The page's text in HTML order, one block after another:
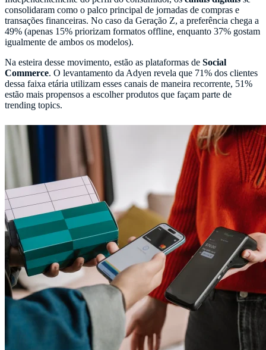
consolidaram como o palco principal de jornadas de compras e
transações financeiras. No caso da Geração Z, a preferência chega a
49% (apenas 15% priorizam formatos offline, enquanto 37% gostam
igualmente de ambos os modelos).
Na esteira desse movimento, estão as plataformas de Social
Commerce. O levantamento da Adyen revela que 71% dos clientes
dessa faixa etária utilizam esses canais de maneira recorrente, 51%
estão mais propensos a escolher produtos que façam parte de